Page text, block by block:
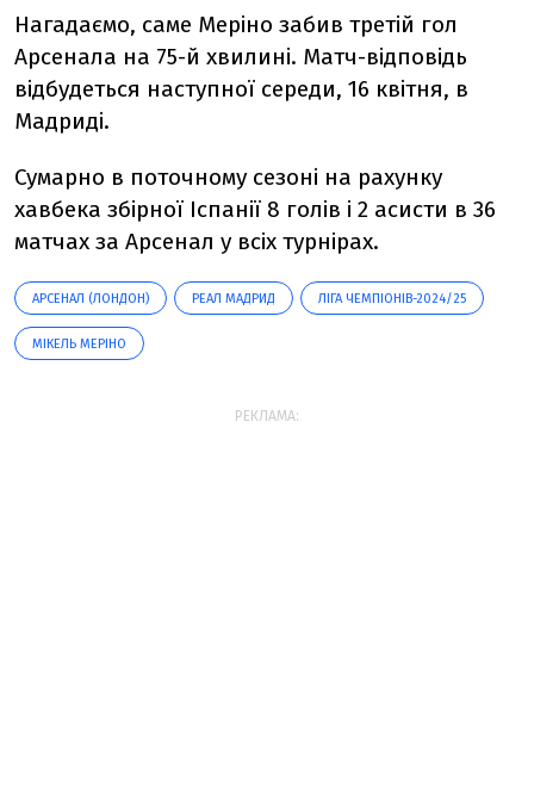
Нагадаємо, саме Меріно забив третій гол
Арсенала на 75-й хвилині. Матч-відповідь
відбудеться наступної середи, 16 квітня, в
Мадриді.
Сумарно в поточному сезоні на рахунку
хавбека збірної Іспанії 8 голів і 2 асисти в 36
матчах за Арсенал у всіх турнірах.
АРСЕНАЛ (ЛОНДОН) РЕАЛ МАДРИД ЛІГА ЧЕМПІОНІВ-2024/25
МІКЕЛЬ МЕРІНО
РЕКЛАМА: